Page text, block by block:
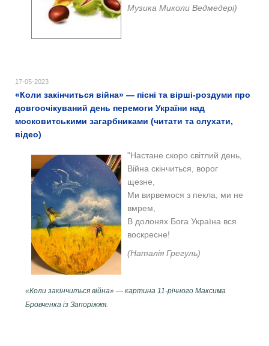
Музика Миколи Ведмедері)
17-05-2023
«Коли закінчиться війна» — пісні та вірші-роздуми про
довгоочікуваний день перемоги України над
московитськими загарбниками (читати та слухати,
відео)
"Настане скоро світлий день,
Війна скінчиться, ворог
щезне,
Ми вирвемося з пекла, ми не
вмрем,
В долонях Бога Україна вся
воскресне!
(Наталія Грегуль)
«Коли закінчиться війна» — картина 11-річного Максима
Бровченка із Запоріжжя.